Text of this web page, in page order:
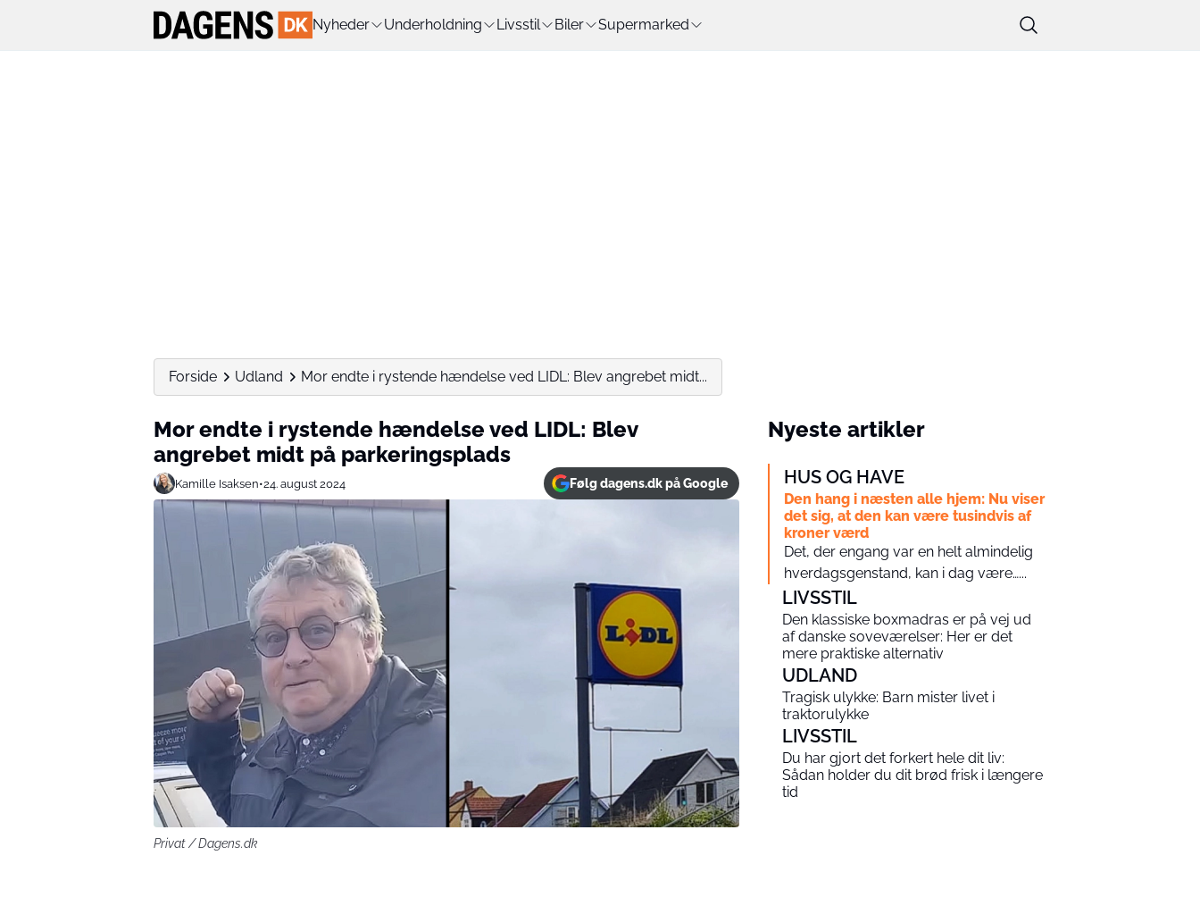
Nyheder Underholdning Livsstil Biler Supermarked
Forside Udland Mor endte i rystende hændelse ved LIDL: Blev angrebet midt...
Mor endte i rystende hændelse ved LIDL: Blev
angrebet midt på parkeringsplads
Kamille Isaksen•24. august 2024 Følg dagens.dk på Google
Privat / Dagens.dk
Nyeste artikler
HUS OG HAVE
Den hang i næsten alle hjem: Nu viser
det sig, at den kan være tusindvis af
kroner værd
Det, der engang var en helt almindelig
hverdagsgenstand, kan i dag være…...
LIVSSTIL
Den klassiske boxmadras er på vej ud
af danske soveværelser: Her er det
mere praktiske alternativ
UDLAND
Tragisk ulykke: Barn mister livet i
traktorulykke
LIVSSTIL
Du har gjort det forkert hele dit liv:
Sådan holder du dit brød frisk i længere
tid